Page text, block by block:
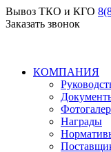
Вывоз ТКО и КГО
Заказать звонок
КОМПАНИЯ
Награды